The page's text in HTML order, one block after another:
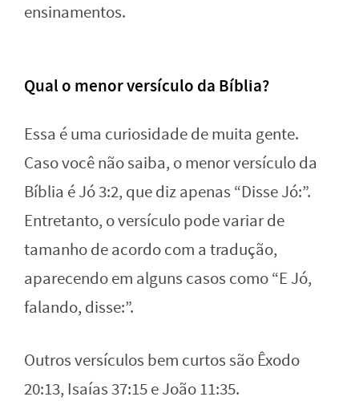
ensinamentos.
Qual o menor versículo da Bíblia?
Essa é uma curiosidade de muita gente.
Caso você não saiba, o menor versículo da
Bíblia é Jó 3:2, que diz apenas “Disse Jó:”.
Entretanto, o versículo pode variar de
tamanho de acordo com a tradução,
aparecendo em alguns casos como “E Jó,
falando, disse:”.
Outros versículos bem curtos são Êxodo
20:13, Isaías 37:15 e João 11:35.